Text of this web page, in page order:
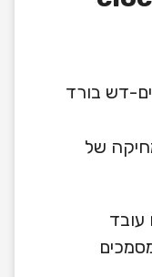
דש בורד
של
עובד